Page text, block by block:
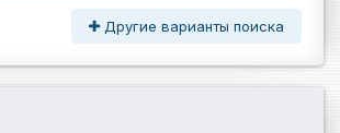
Другие варианты поиска